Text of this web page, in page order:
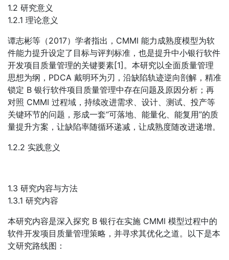
1.2 研究意义
1.2.1 理论意义
谭志彬等（2017）学者指出，CMMI 能力成熟度模型为软
件能力提升设定了目标与评判标准，也是提升中小银行软件
开发项目质量管理的关键要素[1]。本研究以全面质量管理
思想为纲，PDCA 戴明环为刃，沿缺陷轨迹逆向剖解，精准
锁定 B 银行软件项目质量管理中存在问题及原因分析；再
对照 CMMI 过程域，持续改进需求、设计、测试、投产等
关键环节的问题，形成一套“可落地、能量化、能复用”的质
量提升方案，让缺陷率随循环递减，让成熟度随改进递增。
1.2.2 实践意义
1.3 研究内容与方法
1.3.1 研究内容
本研究内容是深入探究 B 银行在实施 CMMI 模型过程中的
软件开发项目质量管理策略，并寻求其优化之道。以下是本
文研究路线图：